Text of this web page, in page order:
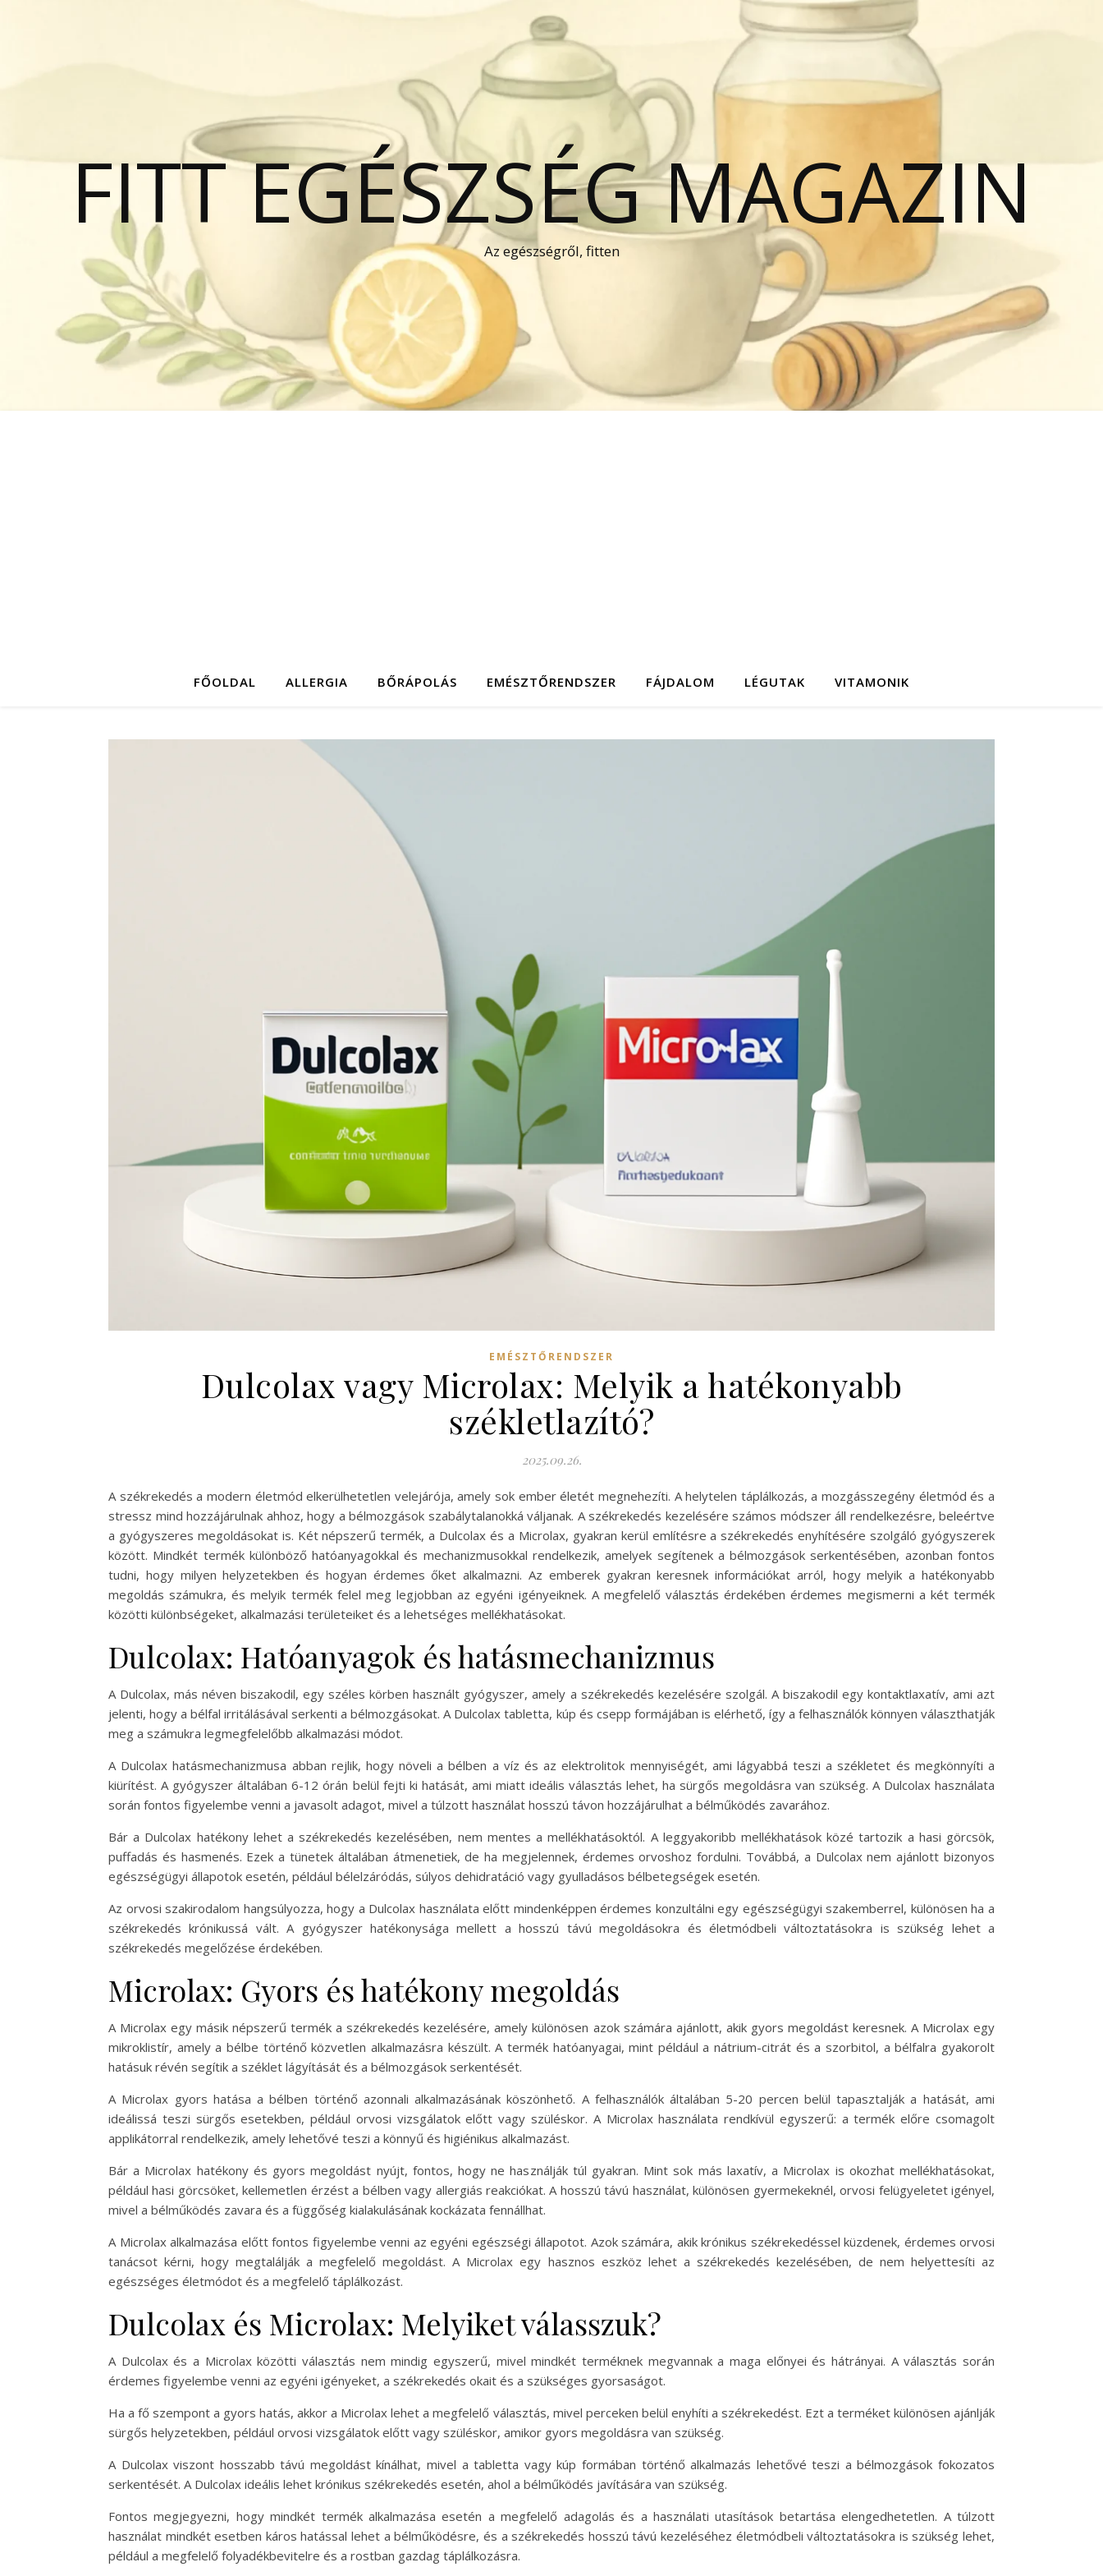
FITT EGÉSZSÉG MAGAZIN
Az egészségről, fitten
FŐOLDAL ALLERGIA BŐRÁPOLÁS EMÉSZTŐRENDSZER FÁJDALOM LÉGUTAK VITAMONIK
EMÉSZTŐRENDSZER
Dulcolax vagy Microlax: Melyik a hatékonyabb
székletlazító?
2025.09.26.
A székrekedés a modern életmód elkerülhetetlen velejárója, amely sok ember életét megnehezíti. A helytelen táplálkozás, a mozgásszegény életmód és a
stressz mind hozzájárulnak ahhoz, hogy a bélmozgások szabálytalanokká váljanak. A székrekedés kezelésére számos módszer áll rendelkezésre, beleértve
a gyógyszeres megoldásokat is. Két népszerű termék, a Dulcolax és a Microlax, gyakran kerül említésre a székrekedés enyhítésére szolgáló gyógyszerek
között. Mindkét termék különböző hatóanyagokkal és mechanizmusokkal rendelkezik, amelyek segítenek a bélmozgások serkentésében, azonban fontos
tudni, hogy milyen helyzetekben és hogyan érdemes őket alkalmazni. Az emberek gyakran keresnek információkat arról, hogy melyik a hatékonyabb
megoldás számukra, és melyik termék felel meg legjobban az egyéni igényeiknek. A megfelelő választás érdekében érdemes megismerni a két termék
közötti különbségeket, alkalmazási területeiket és a lehetséges mellékhatásokat.
Dulcolax: Hatóanyagok és hatásmechanizmus
A Dulcolax, más néven biszakodil, egy széles körben használt gyógyszer, amely a székrekedés kezelésére szolgál. A biszakodil egy kontaktlaxatív, ami azt
jelenti, hogy a bélfal irritálásával serkenti a bélmozgásokat. A Dulcolax tabletta, kúp és csepp formájában is elérhető, így a felhasználók könnyen választhatják
meg a számukra legmegfelelőbb alkalmazási módot.
A Dulcolax hatásmechanizmusa abban rejlik, hogy növeli a bélben a víz és az elektrolitok mennyiségét, ami lágyabbá teszi a székletet és megkönnyíti a
kiürítést. A gyógyszer általában 6-12 órán belül fejti ki hatását, ami miatt ideális választás lehet, ha sürgős megoldásra van szükség. A Dulcolax használata
során fontos figyelembe venni a javasolt adagot, mivel a túlzott használat hosszú távon hozzájárulhat a bélműködés zavarához.
Bár a Dulcolax hatékony lehet a székrekedés kezelésében, nem mentes a mellékhatásoktól. A leggyakoribb mellékhatások közé tartozik a hasi görcsök,
puffadás és hasmenés. Ezek a tünetek általában átmenetiek, de ha megjelennek, érdemes orvoshoz fordulni. Továbbá, a Dulcolax nem ajánlott bizonyos
egészségügyi állapotok esetén, például bélelzáródás, súlyos dehidratáció vagy gyulladásos bélbetegségek esetén.
Az orvosi szakirodalom hangsúlyozza, hogy a Dulcolax használata előtt mindenképpen érdemes konzultálni egy egészségügyi szakemberrel, különösen ha a
székrekedés krónikussá vált. A gyógyszer hatékonysága mellett a hosszú távú megoldásokra és életmódbeli változtatásokra is szükség lehet a
székrekedés megelőzése érdekében.
Microlax: Gyors és hatékony megoldás
A Microlax egy másik népszerű termék a székrekedés kezelésére, amely különösen azok számára ajánlott, akik gyors megoldást keresnek. A Microlax egy
mikroklistír, amely a bélbe történő közvetlen alkalmazásra készült. A termék hatóanyagai, mint például a nátrium-citrát és a szorbitol, a bélfalra gyakorolt
hatásuk révén segítik a széklet lágyítását és a bélmozgások serkentését.
A Microlax gyors hatása a bélben történő azonnali alkalmazásának köszönhető. A felhasználók általában 5-20 percen belül tapasztalják a hatását, ami
ideálissá teszi sürgős esetekben, például orvosi vizsgálatok előtt vagy szüléskor. A Microlax használata rendkívül egyszerű: a termék előre csomagolt
applikátorral rendelkezik, amely lehetővé teszi a könnyű és higiénikus alkalmazást.
Bár a Microlax hatékony és gyors megoldást nyújt, fontos, hogy ne használják túl gyakran. Mint sok más laxatív, a Microlax is okozhat mellékhatásokat,
például hasi görcsöket, kellemetlen érzést a bélben vagy allergiás reakciókat. A hosszú távú használat, különösen gyermekeknél, orvosi felügyeletet igényel,
mivel a bélműködés zavara és a függőség kialakulásának kockázata fennállhat.
A Microlax alkalmazása előtt fontos figyelembe venni az egyéni egészségi állapotot. Azok számára, akik krónikus székrekedéssel küzdenek, érdemes orvosi
tanácsot kérni, hogy megtalálják a megfelelő megoldást. A Microlax egy hasznos eszköz lehet a székrekedés kezelésében, de nem helyettesíti az
egészséges életmódot és a megfelelő táplálkozást.
Dulcolax és Microlax: Melyiket válasszuk?
A Dulcolax és a Microlax közötti választás nem mindig egyszerű, mivel mindkét terméknek megvannak a maga előnyei és hátrányai. A választás során
érdemes figyelembe venni az egyéni igényeket, a székrekedés okait és a szükséges gyorsaságot.
Ha a fő szempont a gyors hatás, akkor a Microlax lehet a megfelelő választás, mivel perceken belül enyhíti a székrekedést. Ezt a terméket különösen ajánlják
sürgős helyzetekben, például orvosi vizsgálatok előtt vagy szüléskor, amikor gyors megoldásra van szükség.
A Dulcolax viszont hosszabb távú megoldást kínálhat, mivel a tabletta vagy kúp formában történő alkalmazás lehetővé teszi a bélmozgások fokozatos
serkentését. A Dulcolax ideális lehet krónikus székrekedés esetén, ahol a bélműködés javítására van szükség.
Fontos megjegyezni, hogy mindkét termék alkalmazása esetén a megfelelő adagolás és a használati utasítások betartása elengedhetetlen. A túlzott
használat mindkét esetben káros hatással lehet a bélműködésre, és a székrekedés hosszú távú kezeléséhez életmódbeli változtatásokra is szükség lehet,
például a megfelelő folyadékbevitelre és a rostban gazdag táplálkozásra.